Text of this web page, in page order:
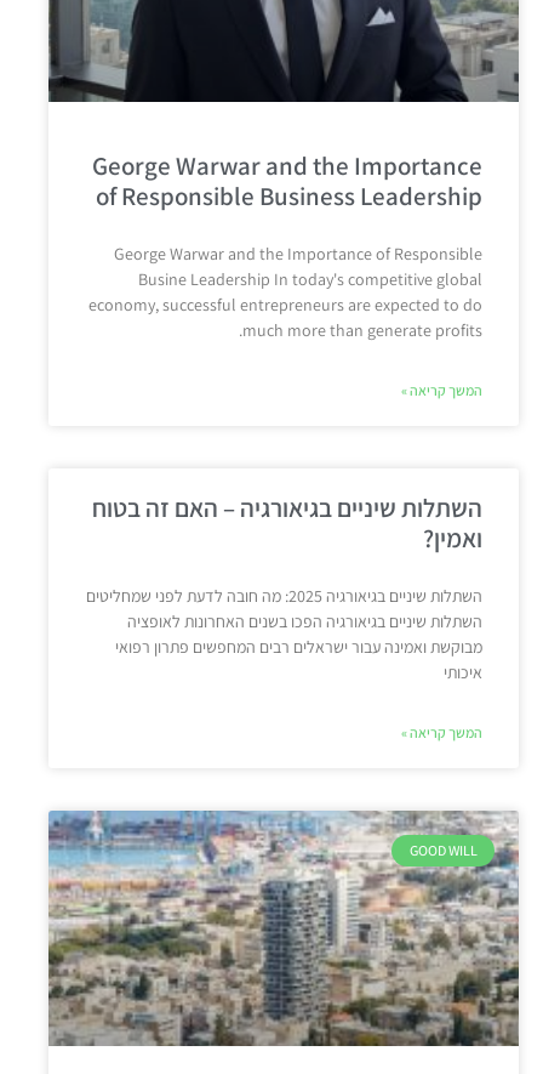
George Warwar and the Importance
of Responsible Business Leadership
George Warwar and the Importance of Responsible
Busine Leadership In today's competitive global
economy, successful entrepreneurs are expected to do
much more than generate profits.
המשך קריאה »
השתלות שיניים בגיאורגיה – האם זה בטוח
ואמין?
השתלות שיניים בגיאורגיה 2025: מה חובה לדעת לפני שמחליטים
השתלות שיניים בגיאורגיה הפכו בשנים האחרונות לאופציה
מבוקשת ואמינה עבור ישראלים רבים המחפשים פתרון רפואי
איכותי
המשך קריאה »
GOOD WILL